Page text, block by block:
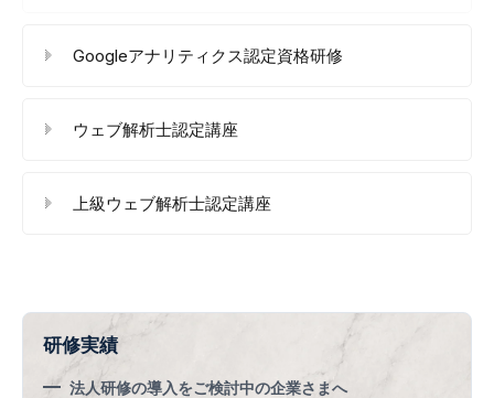
Googleアナリティクス認定資格研修
ウェブ解析士認定講座
上級ウェブ解析士認定講座
研修実績
法人研修の導入をご検討中の企業さまへ